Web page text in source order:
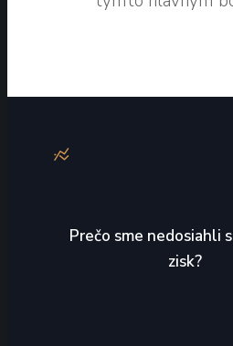
Prečo sme nedosiahli
zisk?